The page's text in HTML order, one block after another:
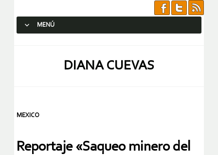
MENÚ
DIANA CUEVAS
MEXICO
Reportaje «Saqueo minero del